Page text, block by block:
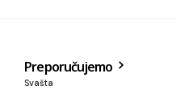
Preporučujemo
Svašta